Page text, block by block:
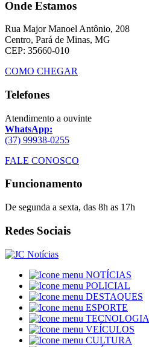
Onde Estamos
Rua Major Manoel Antônio, 208
Centro, Pará de Minas, MG
CEP: 35660-010
COMO CHEGAR
Telefones
Atendimento a ouvinte
WhatsApp:
(37) 99938-0255
FALE CONOSCO
Funcionamento
De segunda a sexta, das 8h as 17h
Redes Sociais
NOTÍCIAS
POLICIAL
DESTAQUES
ESPORTE
TECNOLOGIA
VEÍCULOS
CULTURA